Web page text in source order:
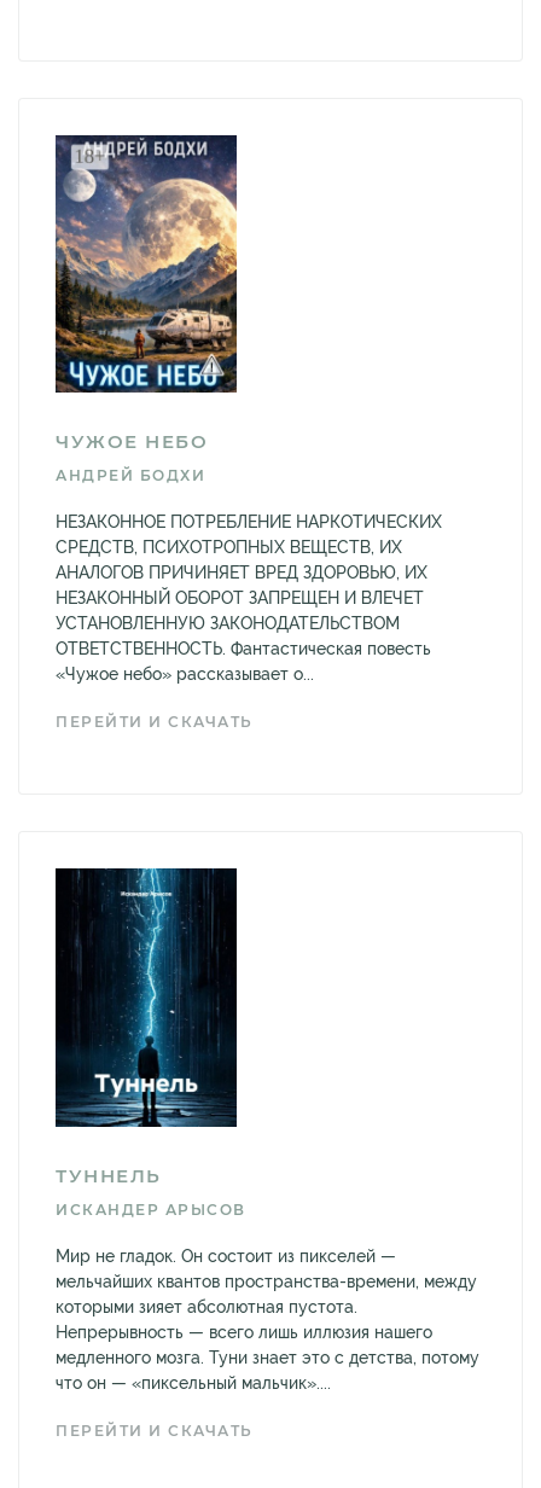
ЧУЖОЕ НЕБО
АНДРЕЙ БОДХИ
НЕЗАКОННОЕ ПОТРЕБЛЕНИЕ НАРКОТИЧЕСКИХ
СРЕДСТВ, ПСИХОТРОПНЫХ ВЕЩЕСТВ, ИХ
АНАЛОГОВ ПРИЧИНЯЕТ ВРЕД ЗДОРОВЬЮ, ИХ
НЕЗАКОННЫЙ ОБОРОТ ЗАПРЕЩЕН И ВЛЕЧЕТ
УСТАНОВЛЕННУЮ ЗАКОНОДАТЕЛЬСТВОМ
ОТВЕТСТВЕННОСТЬ. Фантастическая повесть
«Чужое небо» рассказывает о...
ПЕРЕЙТИ И СКАЧАТЬ
ТУННЕЛЬ
ИСКАНДЕР АРЫСОВ
Мир не гладок. Он состоит из пикселей —
мельчайших квантов пространства-времени, между
которыми зияет абсолютная пустота.
Непрерывность — всего лишь иллюзия нашего
медленного мозга. Туни знает это с детства, потому
что он — «пиксельный мальчик»....
ПЕРЕЙТИ И СКАЧАТЬ